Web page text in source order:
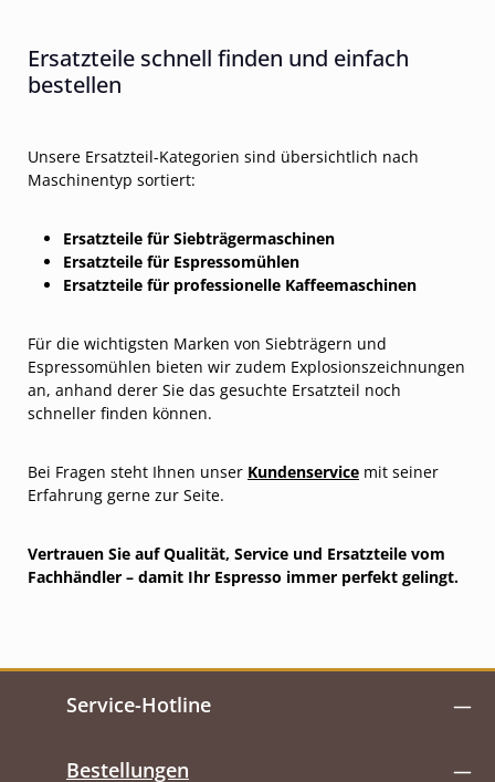
Ersatzteile schnell finden und einfach
bestellen
Unsere Ersatzteil-Kategorien sind übersichtlich nach
Maschinentyp sortiert:
Ersatzteile für Siebträgermaschinen
Ersatzteile für Espressomühlen
Ersatzteile für professionelle Kaffeemaschinen
Für die wichtigsten Marken von Siebträgern und
Espressomühlen bieten wir zudem Explosionszeichnungen
an, anhand derer Sie das gesuchte Ersatzteil noch
schneller finden können.
Bei Fragen steht Ihnen unser Kundenservice mit seiner
Erfahrung gerne zur Seite.
Vertrauen Sie auf Qualität, Service und Ersatzteile vom
Fachhändler – damit Ihr Espresso immer perfekt gelingt.
Service-Hotline
Bestellungen